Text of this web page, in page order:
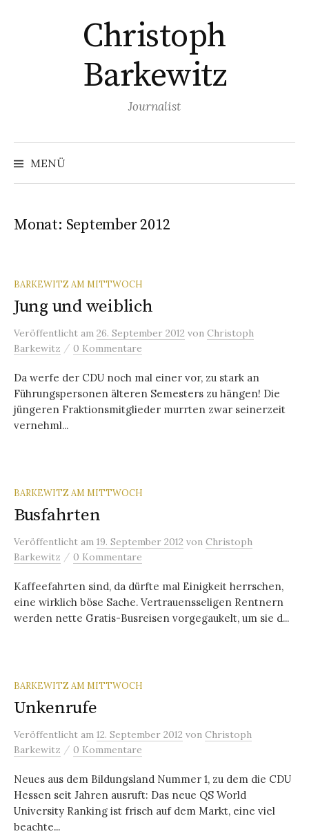
Christoph
Barkewitz
Journalist
MENÜ
Suchen
Monat: September 2012
BARKEWITZ AM MITTWOCH
Jung und weiblich
Veröffentlicht am 26. September 2012 von Christoph
Barkewitz / 0 Kommentare
Da werfe der CDU noch mal einer vor, zu stark an
Führungspersonen älteren Semesters zu hängen! Die
jüngeren Fraktionsmitglieder murrten zwar seinerzeit
vernehml...
BARKEWITZ AM MITTWOCH
Busfahrten
Veröffentlicht am 19. September 2012 von Christoph
Barkewitz / 0 Kommentare
Kaffeefahrten sind, da dürfte mal Einigkeit herrschen,
eine wirklich böse Sache. Vertrauensseligen Rentnern
werden nette Gratis-Busreisen vorgegaukelt, um sie d...
BARKEWITZ AM MITTWOCH
Unkenrufe
Veröffentlicht am 12. September 2012 von Christoph
Barkewitz / 0 Kommentare
Neues aus dem Bildungsland Nummer 1, zu dem die CDU
Hessen seit Jahren ausruft: Das neue QS World
University Ranking ist frisch auf dem Markt, eine viel
beachte...